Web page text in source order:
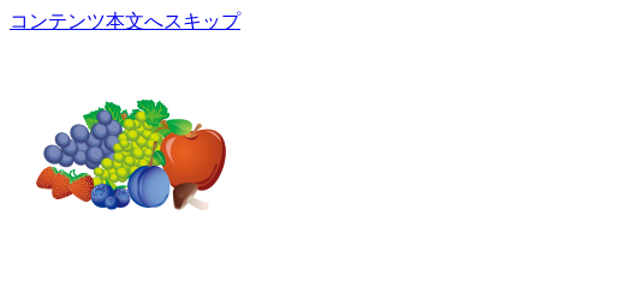
コンテンツ本文へスキップ